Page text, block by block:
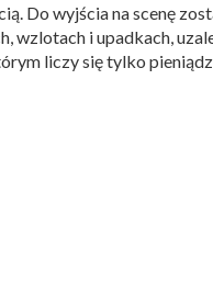
Do wyjścia na scenę
wzlotach i upadkach,
liczy się tylko